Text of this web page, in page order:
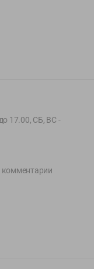
17.00, СБ, ВС -